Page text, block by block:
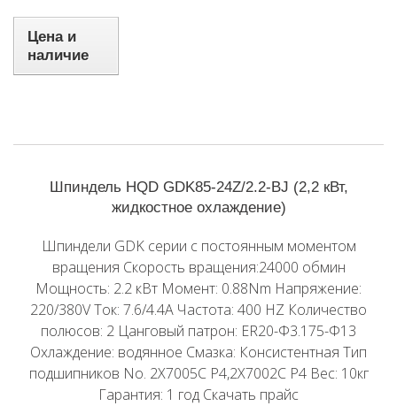
Цена и
наличие
Шпиндель HQD GDK85-24Z/2.2-BJ (2,2 кВт,
жидкостное охлаждение)
Шпиндели GDK серии с постоянным моментом
вращения Скорость вращения:24000 обмин
Мощность: 2.2 кВт Момент: 0.88Nm Напряжение:
220/380V Ток: 7.6/4.4A Частота: 400 HZ Количество
полюсов: 2 Цанговый патрон: ER20-Φ3.175-Φ13
Охлаждение: водянное Смазка: Консистентная Тип
подшипников No. 2X7005C P4,2X7002C P4 Вес: 10кг
Гарантия: 1 год Скачать прайс